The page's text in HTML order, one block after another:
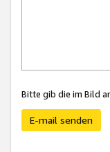
Bitte gib die im Bild
E-mail senden